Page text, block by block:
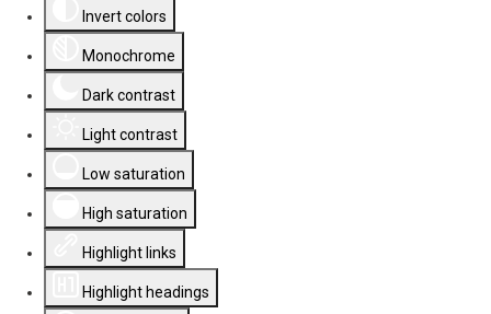
Invert colors
Monochrome
Dark contrast
Light contrast
Low saturation
High saturation
Highlight links
Highlight headings